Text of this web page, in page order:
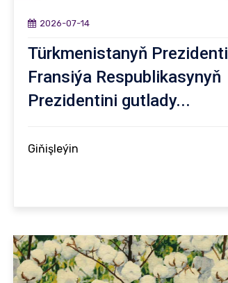
2026-07-14
Türkmenistanyň Prezidenti
Fransiýa Respublikasynyň
Prezidentini gutlady...
Giňişleýin